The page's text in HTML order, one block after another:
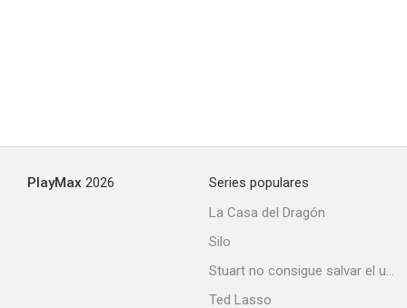
PlayMax 2026
Series populares
La Casa del Dragón
Silo
Stuart no consigue salvar el universo
Ted Lasso